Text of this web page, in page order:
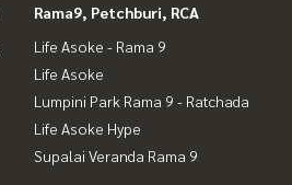
Rama9, Petchburi, RCA
Life Asoke - Rama 9
Life Asoke
Lumpini Park Rama 9 - Ratchada
Life Asoke Hype
Supalai Veranda Rama 9